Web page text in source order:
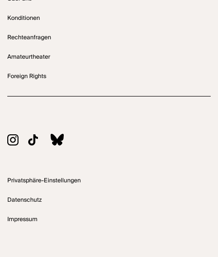
Konditionen
Rechteanfragen
Amateurtheater
Foreign Rights
Privatsphäre-Einstellungen
Datenschutz
Impressum